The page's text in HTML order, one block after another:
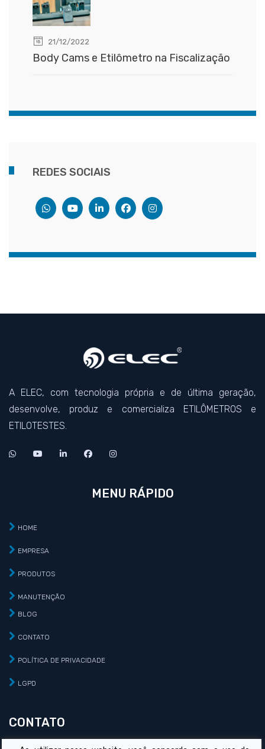
21/12/2022
Body Cams e Etilômetro na Fiscalização
REDES SOCIAIS
A ELEC, com tecnologia própria e de última geração,
desenvolve, produz e comercializa ETILÔMETROS e
ETILOTESTES.
MENU RÁPIDO
HOME
EMPRESA
PRODUTOS
MANUTENÇÃO
BLOG
CONTATO
POLÍTICA DE PRIVACIDADE
LGPD
CONTATO